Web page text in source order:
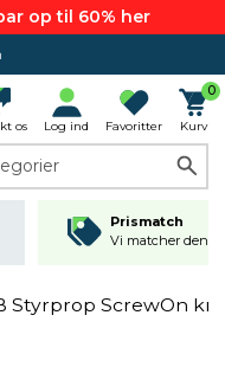
op til 60% her
os Log ind Favoritter
0
Kurv
Prismatch
Vi matcher den
Styrprop ScrewOn